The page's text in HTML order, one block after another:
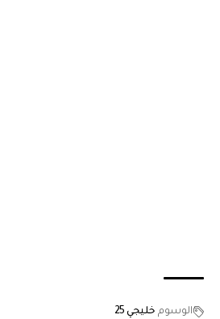
الوسوم خليجي 25